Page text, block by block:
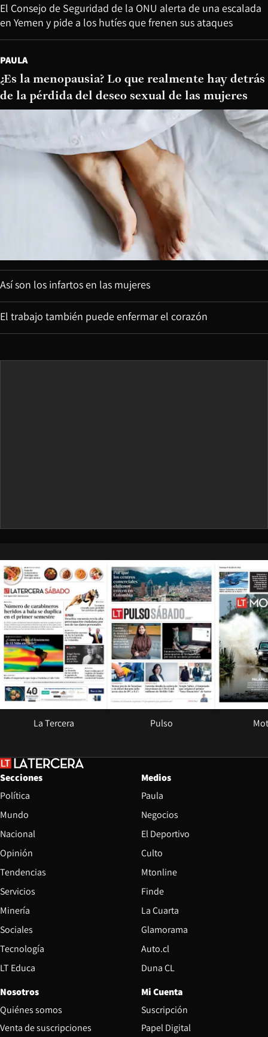
El Consejo de Seguridad de la ONU alerta de una escalada
en Yemen y pide a los hutíes que frenen sus ataques
PAULA
¿Es la menopausia? Lo que realmente hay detrás
de la pérdida del deseo sexual de las mujeres
Así son los infartos en las mujeres
El trabajo también puede enfermar el corazón
Opens in new window
La Tercera
Opens in
Pulso
Secciones
Política
Mundo
Nacional
Opinión
Tendencias
Servicios
Minería
Sociales
Tecnología
LT Educa
Medios
Paula
Negocios
El Deportivo
Culto
Mtonline
Finde
La Cuarta
Glamorama
Auto.cl
Duna CL
Nosotros
Quiénes somos
Venta de suscripciones
Mi Cuenta
Suscripción
Papel Digital